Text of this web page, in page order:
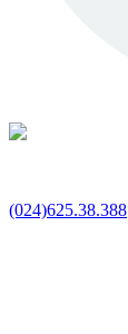
(024)625.38.388